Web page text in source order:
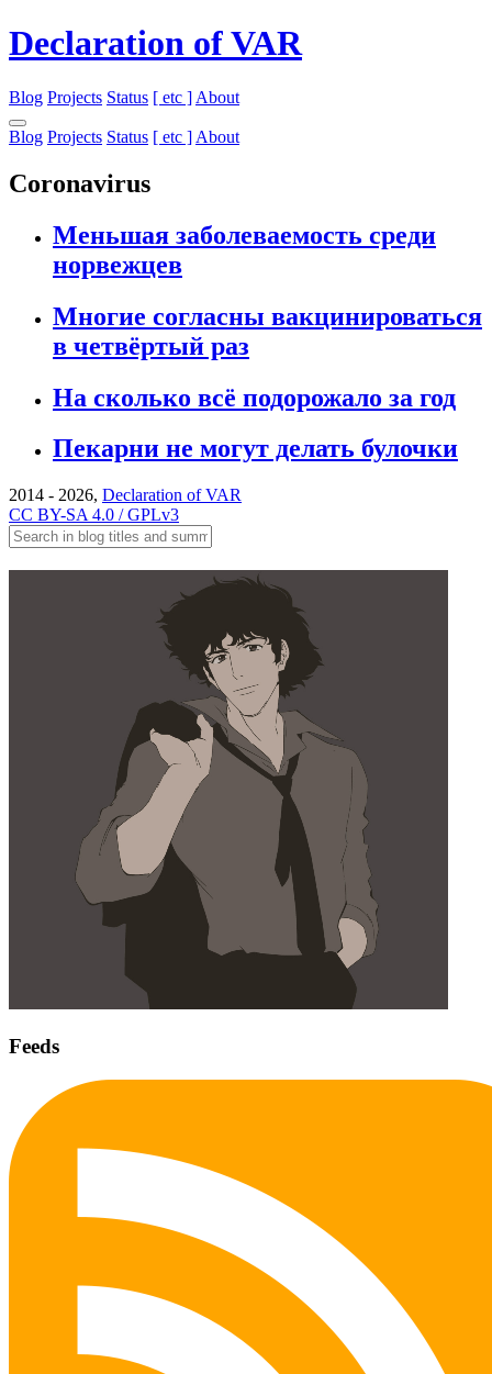
Declaration of VAR
Blog Projects Status [ etc ] About
Blog Projects Status [ etc ] About
Coronavirus
Меньшая заболеваемость среди
норвежцев
Многие согласны вакцинироваться
в четвёртый раз
На сколько всё подорожало за год
Пекарни не могут делать булочки
2014 - 2026, Declaration of VAR
CC BY-SA 4.0 / GPLv3
Feeds